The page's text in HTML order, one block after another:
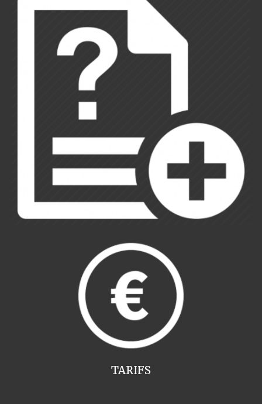
TARIFS